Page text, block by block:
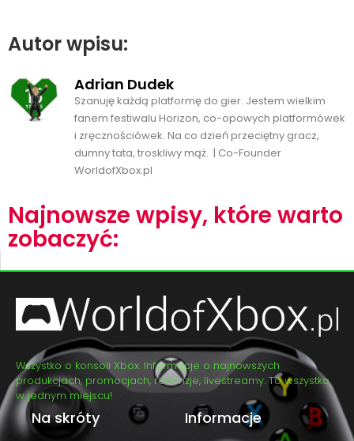
Autor wpisu:
Adrian Dudek
Szanuję każdą platformę do gier. Jestem wielkim
fanem festiwalu Horizon, co-opowych platformówek
i zręcznościówek. Na co dzień przeciętny gracz,
dumny tata, troskliwy mąż. | Co-Founder
WorldofXbox.pl
Najnowsze wpisy, które warto
zobaczyć:
Wszystko o konsoli Xbox. Informacje o najnowszych
produkcjach, promocjach, recenzje, livestreamy. To wszystko
w jednym miejscu!
Na skróty Informacje